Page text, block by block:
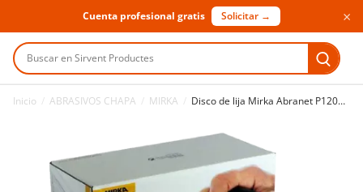
Cuenta profesional gratis Solicitar → ×
Buscar en Sirvent Productes
Inicio ABRASIVOS CHAPA MIRKA Disco de lija Mirka Abranet P120 Ø125 mm 50 uds